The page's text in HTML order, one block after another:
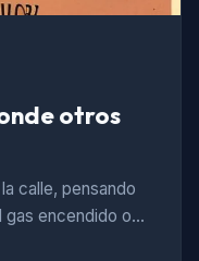
otros
calle, pensando
gas encendido o…